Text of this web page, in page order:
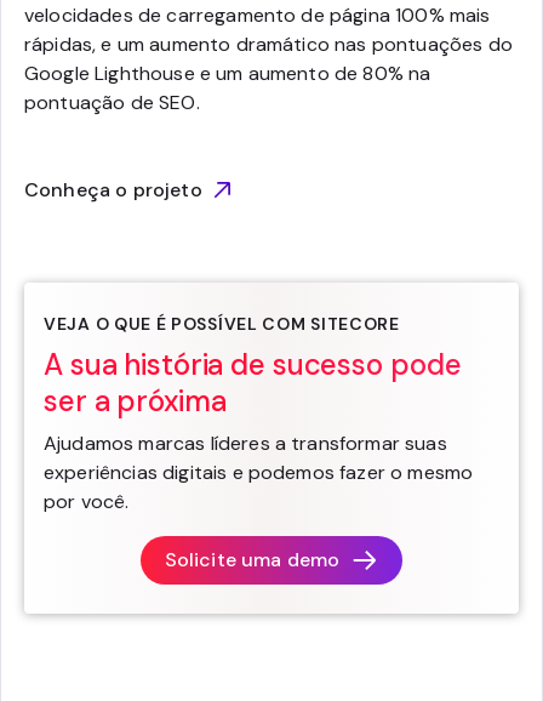
velocidades de carregamento de página 100% mais
rápidas, e um aumento dramático nas pontuações do
Google Lighthouse e um aumento de 80% na
pontuação de SEO.
Conheça o projeto
VEJA O QUE É POSSÍVEL COM SITECORE
A sua história de sucesso pode
ser a próxima
Ajudamos marcas líderes a transformar suas
experiências digitais e podemos fazer o mesmo
por você.
Solicite uma demo